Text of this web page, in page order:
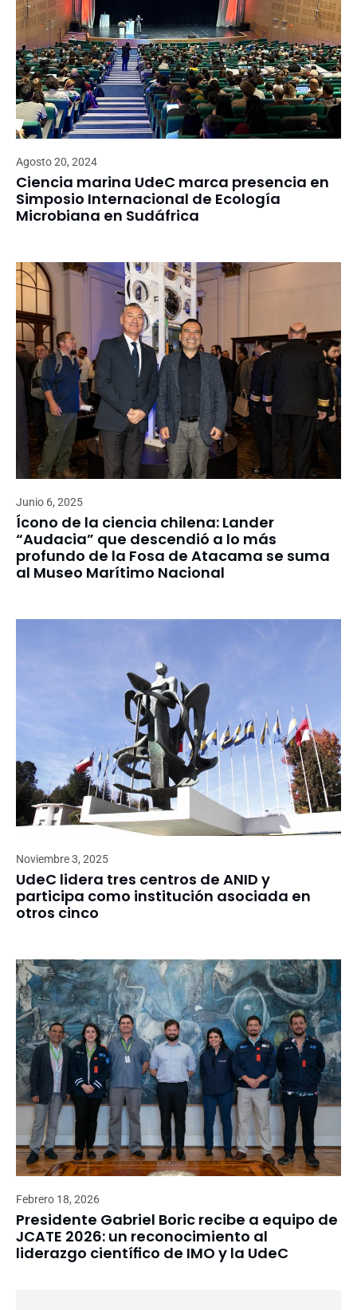
Agosto 20, 2024
Ciencia marina UdeC marca presencia en
Simposio Internacional de Ecología
Microbiana en Sudáfrica
Junio 6, 2025
Ícono de la ciencia chilena: Lander
“Audacia” que descendió a lo más
profundo de la Fosa de Atacama se suma
al Museo Marítimo Nacional
Noviembre 3, 2025
UdeC lidera tres centros de ANID y
participa como institución asociada en
otros cinco
Febrero 18, 2026
Presidente Gabriel Boric recibe a equipo de
JCATE 2026: un reconocimiento al
liderazgo científico de IMO y la UdeC